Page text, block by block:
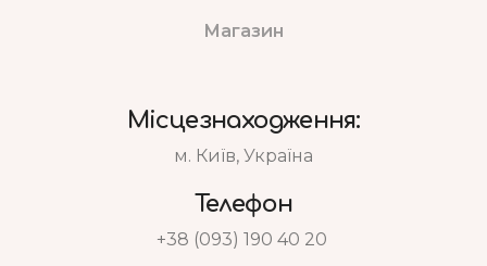
Магазин
Місцезнаходження:
м. Київ, Україна
Телефон
+38 (093) 190 40 20